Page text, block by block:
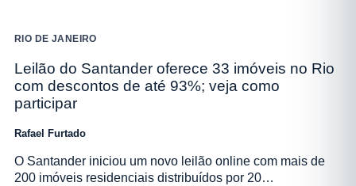
RIO DE JANEIRO
Leilão do Santander oferece 33 imóveis no Rio
com descontos de até 93%; veja como
participar
Rafael Furtado
O Santander iniciou um novo leilão online com mais de
200 imóveis residenciais distribuídos por 20…